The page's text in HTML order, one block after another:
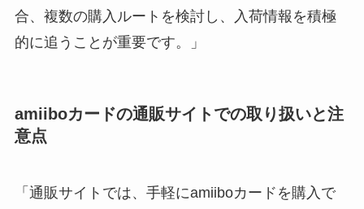
合、複数の購入ルートを検討し、入荷情報を積極
的に追うことが重要です。」
amiiboカードの通販サイトでの取り扱いと注
意点
「通販サイトでは、手軽にamiiboカードを購入で